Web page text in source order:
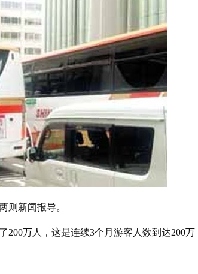
则新闻报导。
200万人，这是连续3个月游客人数到达200万